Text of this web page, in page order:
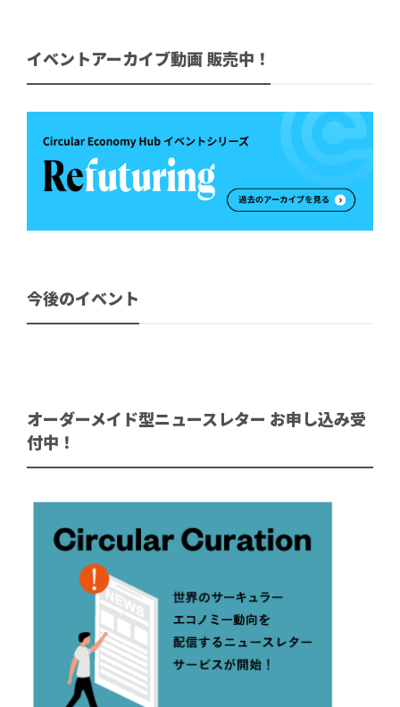
イベントアーカイブ動画 販売中！
今後のイベント
オーダーメイド型ニュースレター お申し込み受
付中！